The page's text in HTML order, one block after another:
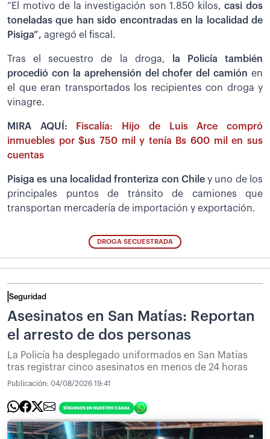
“El motivo de la investigación son 1.850 kilos, casi dos
toneladas que han sido encontradas en la localidad de
Pisiga”, agregó el fiscal.
Tras el secuestro de la droga,
la Policía también
procedió con la aprehensión del chofer del camión en
el que eran transportados los recipientes con droga y
vinagre.
MIRA AQUÍ:
Fiscalía: Hijo de Luis Arce compró
inmuebles por $us 750 mil y tenía Bs 600 mil en sus
cuentas
Pisiga es una localidad fronteriza con Chiley uno de los
principales puntos de tránsito de camiones que
transportan mercadería de importación y exportación.
DROGA SECUESTRADA
Seguridad
Asesinatos en San Matías: Reportan
el arresto de dos personas
La Policía ha desplegado uniformados en San Matías
tras registrar cinco asesinatos en menos de 24 horas
Publicación: 04/08/2026 19:41